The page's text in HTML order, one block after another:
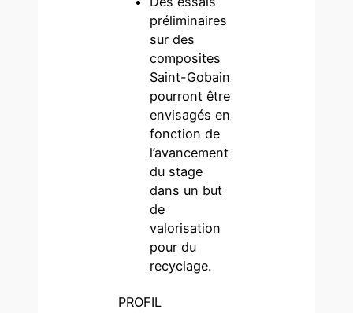
préliminaires
sur des
composites
Saint-Gobain
pourront être
envisagés en
fonction de
l’avancement
du stage
dans un but
de
valorisation
pour du
recyclage.
PROFIL